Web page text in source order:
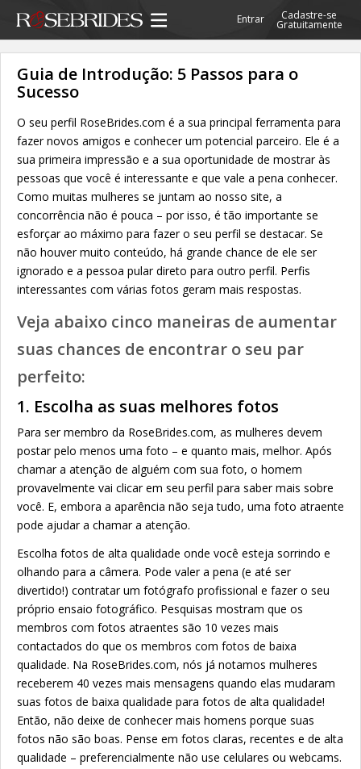
Entrar Cadastre-se
Gratuitamente
Guia de Introdução: 5 Passos para o
Sucesso
O seu perfil RoseBrides.com é a sua principal ferramenta para
fazer novos amigos e conhecer um potencial parceiro. Ele é a
sua primeira impressão e a sua oportunidade de mostrar às
pessoas que você é interessante e que vale a pena conhecer.
Como muitas mulheres se juntam ao nosso site, a
concorrência não é pouca – por isso, é tão importante se
esforçar ao máximo para fazer o seu perfil se destacar. Se
não houver muito conteúdo, há grande chance de ele ser
ignorado e a pessoa pular direto para outro perfil. Perfis
interessantes com várias fotos geram mais respostas.
Veja abaixo cinco maneiras de aumentar
suas chances de encontrar o seu par
perfeito:
1. Escolha as suas melhores fotos
Para ser membro da RoseBrides.com, as mulheres devem
postar pelo menos uma foto – e quanto mais, melhor. Após
chamar a atenção de alguém com sua foto, o homem
provavelmente vai clicar em seu perfil para saber mais sobre
você. E, embora a aparência não seja tudo, uma foto atraente
pode ajudar a chamar a atenção.
Escolha fotos de alta qualidade onde você esteja sorrindo e
olhando para a câmera. Pode valer a pena (e até ser
divertido!) contratar um fotógrafo profissional e fazer o seu
próprio ensaio fotográfico. Pesquisas mostram que os
membros com fotos atraentes são 10 vezes mais
contactados do que os membros com fotos de baixa
qualidade. Na RoseBrides.com, nós já notamos mulheres
receberem 40 vezes mais mensagens quando elas mudaram
suas fotos de baixa qualidade para fotos de alta qualidade!
Então, não deixe de conhecer mais homens porque suas
fotos não são boas. Pense em fotos claras, recentes e de alta
qualidade – preferencialmente não use celulares ou webcams.